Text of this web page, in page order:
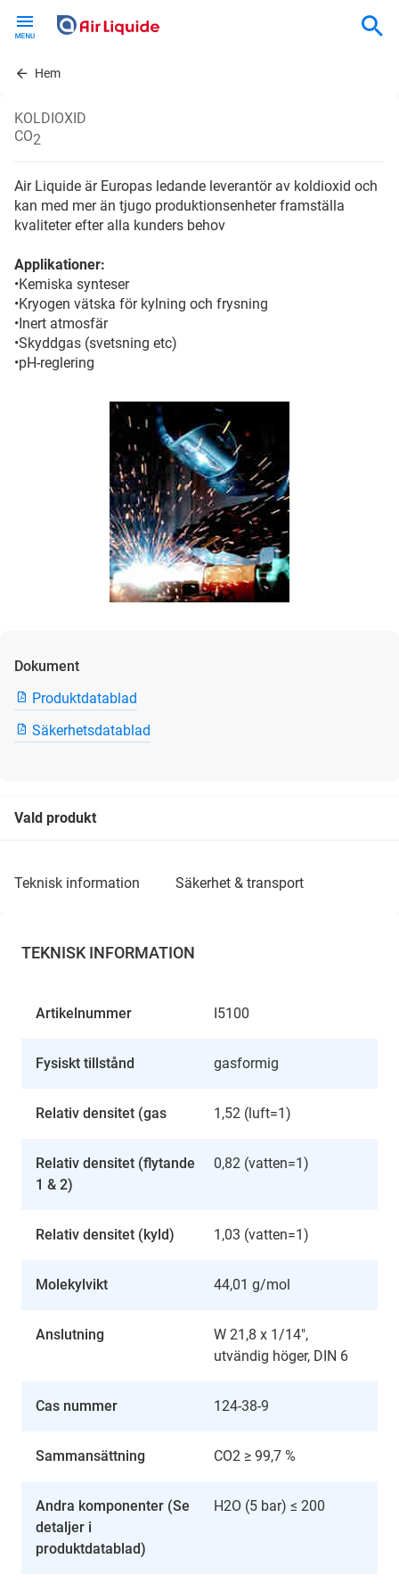
contentHem
KOLDIOXID
CO2
Air Liquide är Europas ledande leverantör av koldioxid och
kan med mer än tjugo produktionsenheter framställa
kvaliteter efter alla kunders behov
Applikationer:
•Kemiska synteser
•Kryogen vätska för kylning och frysning
•Inert atmosfär
•Skyddgas (svetsning etc)
•pH-reglering
Dokument
Produktdatablad
Säkerhetsdatablad
Vald produkt
teknisk information säkerhet & transport
TEKNISK INFORMATION
Artikelnummer I5100
Fysiskt tillstånd gasformig
Relativ densitet (gas 1,52 (luft=1)
Relativ densitet (flytande
1 & 2)
0,82 (vatten=1)
Relativ densitet (kyld) 1,03 (vatten=1)
Molekylvikt 44,01 g/mol
Anslutning
W 21,8 x 1/14",
utvändig höger, DIN 6
Cas nummer 124-38-9
Sammansättning CO2 ≥ 99,7 %
Andra komponenter (Se
detaljer i
produktdatablad)
H2O (5 bar) ≤ 200